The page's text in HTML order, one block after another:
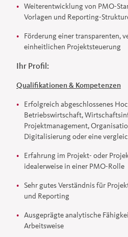
Weiterentwicklung von PMO-
Vorlagen und Reporting-
Förderung einer transparenten,
einheitlichen Projektsteuerung
Ihr Profil:
Qualifikationen & Kompetenzen
Erfolgreich abgeschlossenes
Betriebswirtschaft,
Projektmanagement,
Digitalisierung oder eine
Erfahrung im Projekt- oder
idealerweise in einer PMO-Rolle
Sehr gutes Verständnis für
und Reporting
Ausgeprägte analytische
Arbeitsweise